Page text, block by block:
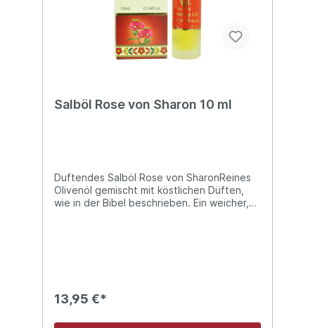
Salböl Rose von Sharon 10 ml
Duftendes Salböl Rose von SharonReines
Olivenöl gemischt mit köstlichen Düften,
wie in der Bibel beschrieben. Ein weicher,
13,95 €*